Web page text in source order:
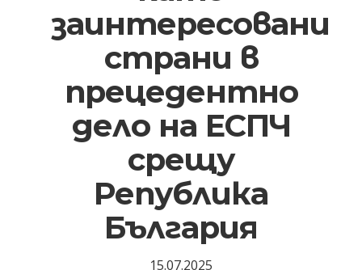
заинтересовани
страни в
прецедентно
дело на ЕСПЧ
срещу
Република
България
15.07.2025